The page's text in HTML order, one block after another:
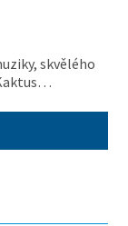
skvělého